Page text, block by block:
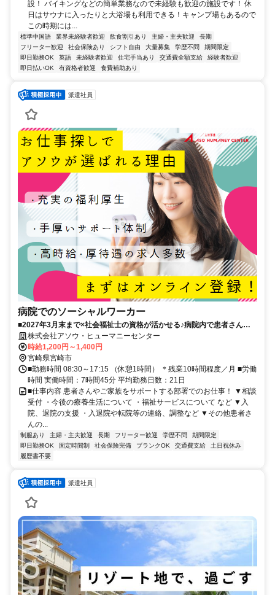
設！ バイキングなどの簡単業務なので未経験も歓迎の施設です！ 休
日はサウナに入ったりと大浴場も利用できる！キャンプ場もあるので
この時期には...
標準中国語 業界未経験者歓迎 飲食割引あり 主婦・主夫歓迎
長期
フリーター歓迎
社会保険あり シフト自由 大量募集 学歴不問
期間限定
即日勤務OK
英語 未経験者歓迎 住宅手当あり 交通費全額支給
経験者歓迎
即日払いOK
有資格者歓迎 食費補助あり
派遣社員
病院でのソーシャルワーカー
■2027年3月末まで×社会福祉士の資格が活かせる♪病院内で患者さんの
相談対応や入退院支援を行うソーシャルワーカー！安心のチーム制×サ
ポート体制が整っており心強い職場◎■残業少なめ！17時台定時×土日祝
休みでご家庭やプライベートと両立しやすい♪■車通勤OK×敷地内に無料
駐車場があり便利です◎
株式会社アソウ・ヒューマニーセンター
時給1,200円～1,400円
宮崎県宮崎市
■勤務時間 08:30～17:15 （休憩1時間） ＊残業10時間程度／月 ■労働
時間 実働時間：7時間45分 平均勤務日数：21日
■仕事内容 患者さんやご家族をサポートする部署でのお仕事！ ▼相談
受付 ・今後の療養生活について ・福祉サービスについて など ▼入
院、退院の支援 ・入退院や転院等の連絡、調整など ▼その他患者さ
んの...
制服あり 主婦・主夫歓迎 長期 フリーター歓迎 学歴不問
期間限定
即日勤務OK
固定時間制 社会保険完備 ブランクOK 交通費支給
土日祝休み
履歴書不要
派遣社員